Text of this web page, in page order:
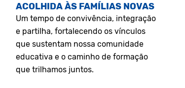
ACOLHIDA ÀS FAMÍLIAS NOVAS
Um tempo de convivência, integração
e partilha, fortalecendo os vínculos
que sustentam nossa comunidade
educativa e o caminho de formação
que trilhamos juntos.